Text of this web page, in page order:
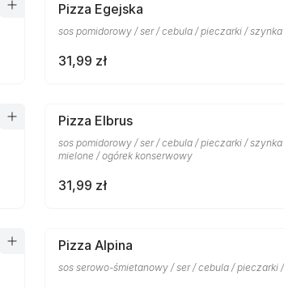
Pizza Egejska
sos pomidorowy / ser / cebula / pieczarki /
31,99 zł
Pizza Elbrus
sos pomidorowy / ser / cebula / pieczarki / szynka
mielone / ogórek konserwowy
31,99 zł
Pizza Alpina
sos serowo-śmietanowy / ser / cebula / pieczarki